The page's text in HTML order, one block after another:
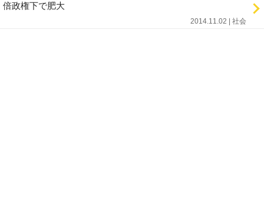
倍政権下で肥大
2014.11.02 | 社会